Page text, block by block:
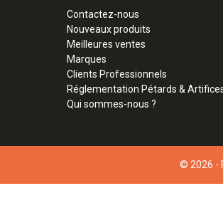
Contactez-nous
Nouveaux produits
Meilleures ventes
Marques
Clients Professionnels
Réglementation Pétards &
Qui sommes-nous ?
© 2026 -